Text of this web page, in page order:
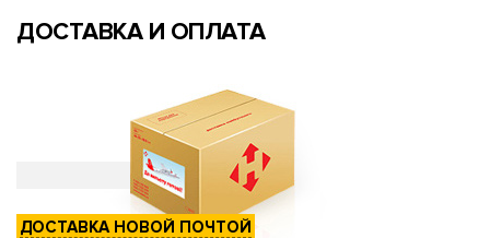
ДОСТАВКА И ОПЛАТА
ДОСТАВКА НОВОЙ ПОЧТОЙ